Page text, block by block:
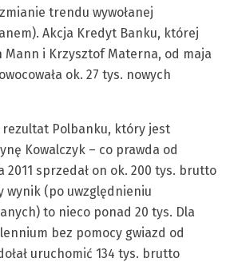
trendu wywołanej
Akcja Kredyt Banku, której
Mann i Krzysztof Materna, od maja
ok. 27 tys. nowych
rezultat Polbanku, który jest
Kowalczyk – co prawda od
2011 sprzedał on ok. 200 tys. brutto
wynik (po uwzględnieniu
to nieco ponad 20 tys. Dla
bez pomocy gwiazd od
uruchomić 134 tys. brutto